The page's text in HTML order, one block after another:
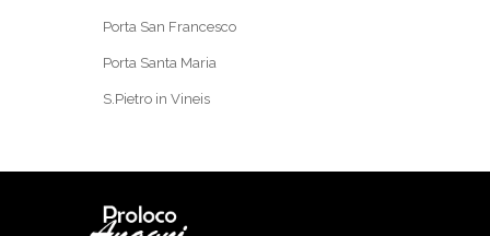
Porta San Francesco
Porta Santa Maria
S.Pietro in Vineis